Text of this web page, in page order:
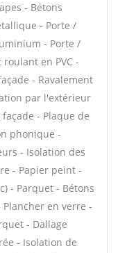
- Bétons
- Porte /
- Porte /
en PVC -
- Ravalement
par l'extérieur
- Plaque de
phonique -
- Isolation des
- Papier peint -
- Parquet - Bétons
en verre -
- Dallage
- Isolation de